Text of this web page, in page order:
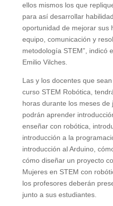
ellos mismos los que
para así desarrollar
oportunidad de mejorar sus
equipo, comunicación y
metodología STEM”, indicó
Emilio Vilches.
Las y los docentes que
curso STEM Robótica,
horas durante los meses de
podrán aprender
enseñar con robótica,
introducción a la
introducción al Arduino,
cómo diseñar un proyecto
Mujeres en STEM con
los profesores deberán
junto a sus estudiantes.